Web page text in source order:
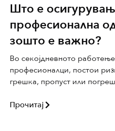
Што е
професионална
зошто е важно?
Во секојдневното
професионалци, постои
грешка, пропуст или
Прочитај